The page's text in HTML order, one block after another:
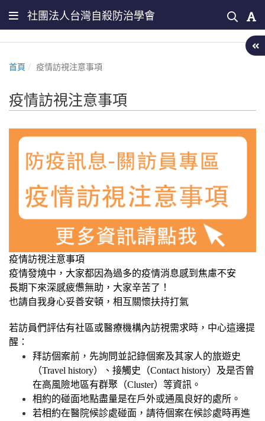
社團法人台灣自殺防治學會
首頁 疫情訪視注意事項
疫情訪視注意事項
疫情訪視注意事項
疫情發燒中，大家都因為過多的疫情消息感到焦慮不安
長期下來深感疲憊無助，大家辛苦了！
也請自我身心妥善安頓，相互關懷扶持打氣
若訪員們評估有社區或醫療機構內訪視需求時，中心這邊提
醒：
拜訪個案前，先詢問並記錄個案及其家人的旅遊史
（Travel history）、接觸史（Contact history）及是否曾
在高風險地區有群聚（Cluster）等資訊。
相約的碰面地點盡量是在戶外或通風良好的處所。
若相約在醫院候診處碰面，請待個案在候診處時再進